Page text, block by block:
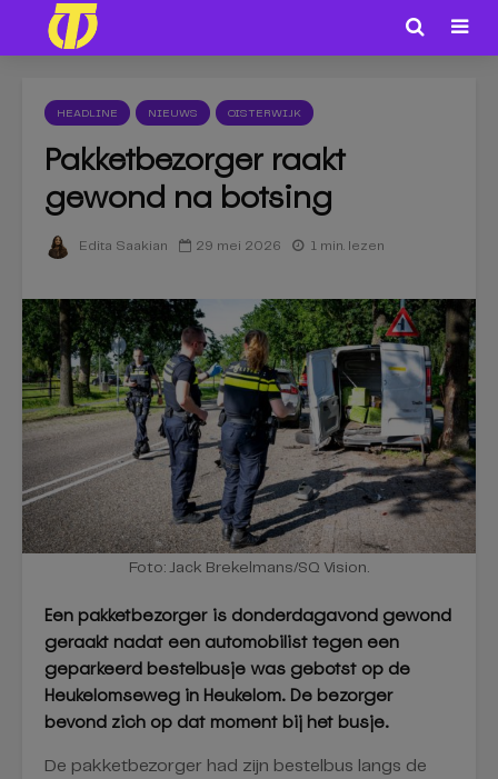
HEADLINE NIEUWS OISTERWIJK
Pakketbezorger raakt
gewond na botsing
Edita Saakian 29 mei 2026 1 min. lezen
Foto: Jack Brekelmans/SQ Vision.
Een pakketbezorger is donderdagavond gewond
geraakt nadat een automobilist tegen een
geparkeerd bestelbusje was gebotst op de
Heukelomseweg in Heukelom. De bezorger
bevond zich op dat moment bij het busje.
De pakketbezorger had zijn bestelbus langs de